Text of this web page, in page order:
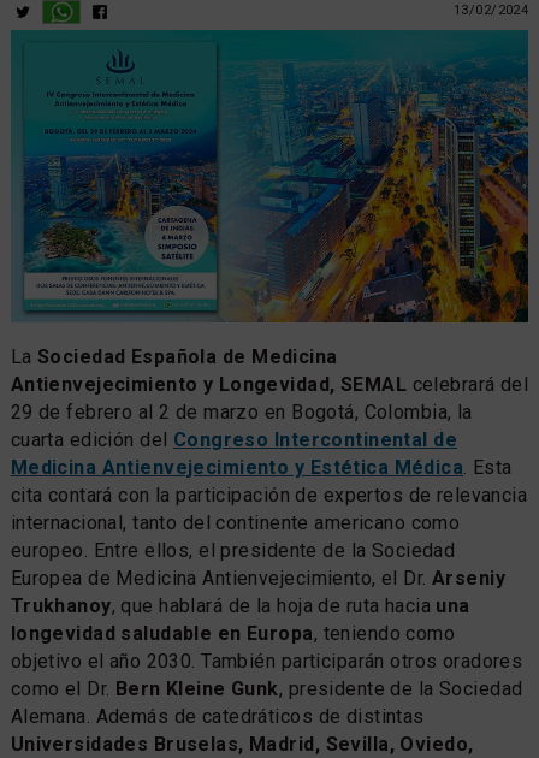
13/02/2024
La Sociedad Española de Medicina
Antienvejecimiento y Longevidad, SEMAL celebrará del
29 de febrero al 2 de marzo en Bogotá, Colombia, la
cuarta edición del Congreso Intercontinental de
Medicina Antienvejecimiento y Estética Médica. Esta
cita contará con la participación de expertos de relevancia
internacional, tanto del continente americano como
europeo. Entre ellos, el presidente de la Sociedad
Europea de Medicina Antienvejecimiento, el Dr.Arseniy
Trukhanoy, que hablará de la hoja de ruta hacia una
longevidad saludable en Europa, teniendo como
objetivo el año 2030. También participarán otros oradores
como el Dr. Bern Kleine Gunk, presidente de la Sociedad
Alemana. Además de catedráticos de distintas
Universidades Bruselas, Madrid, Sevilla, Oviedo,